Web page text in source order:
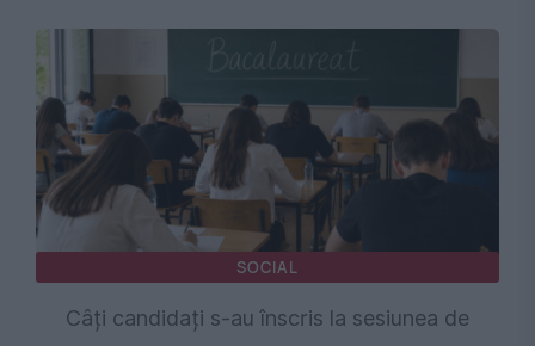
SOCIAL
Câți candidați s-au înscris la sesiunea de